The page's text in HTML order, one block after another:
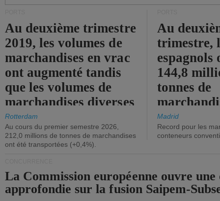
Au deuxième trimestre
2019, les volumes de
marchandises en vrac
ont augmenté tandis
que les volumes de
marchandises diverses
ont diminué.
Rotterdam
Au cours du premier semestre 2026,
212,0 millions de tonnes de marchandises
ont été transportées (+0,4%).
Au
trimestre,
144,8
tonnes de
(+2,9%).
Madrid
Record pour les
conteneurs
La Commission européenne ouvre une
approfondie sur la fusion Saipem-